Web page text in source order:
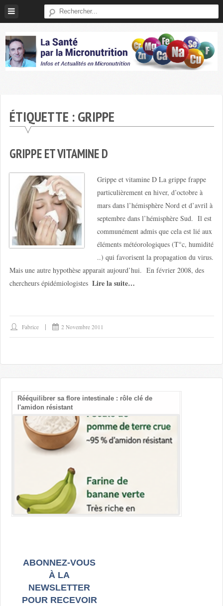
Skip
ÉTIQUETTE :GRIPPE
GRIPPE ET VITAMINE D
Grippe et vitamine D La grippe frappe
particulièrement en hiver, d’octobre à
mars dans l’hémisphère Nord et d’avril à
septembre dans l’hémisphère Sud. Il est
communément admis que cela est lié aux
éléments météorologiques (T°c, humidité
..) qui favorisent la propagation du virus.
Mais une autre hypothèse apparait aujourd’hui. En février 2008, des
chercheurs épidémiologistes Lire la suite…
Fabrice 2 Novembre 2011
Rééquilibrer sa flore intestinale : rôle clé de
l'amidon résistant
ABONNEZ-VOUS
À LA
NEWSLETTER
POUR RECEVOIR